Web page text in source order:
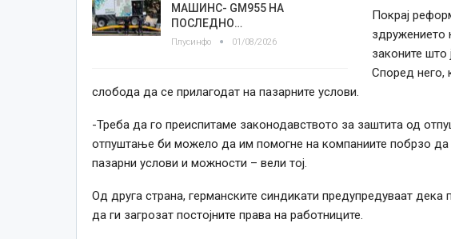
МАШИНС- GM955 НА
ПОСЛЕДНО…
Плусинфо 01/08/2026
Покрај
здружението
законите што
Според него,
слобода да се прилагодат на пазарните услови.
-Треба да го преиспитаме законодавството за заштита од
отпуштање би можело да им помогне на компаниите побрзо да
пазарни услови и можности – вели тој.
Од друга страна, германските синдикати предупредуваат
да ги загрозат постојните права на работниците.